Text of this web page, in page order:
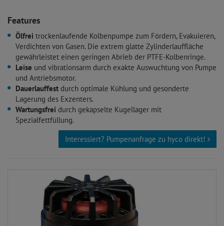
Features
Ölfrei trockenlaufende Kolbenpumpe zum Fördern, Evakuieren,
Verdichten von Gasen. Die extrem glatte Zylinderlauffläche
gewährleistet einen geringen Abrieb der PTFE-Kolbenringe.
Leise und vibrationsarm durch exakte Auswuchtung von Pumpe
und Antriebsmotor.
Dauerlauffest durch optimale Kühlung und gesonderte
Lagerung des Exzenters.
Wartungsfrei durch gekapselte Kugellager mit
Spezialfettfüllung.
Interessiert? Pumpenanfrage zu hyco direkt!